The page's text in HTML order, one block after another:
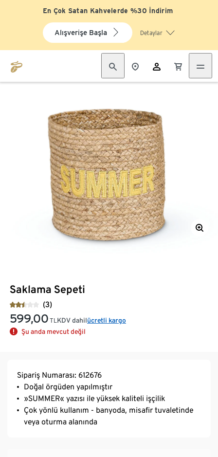
En Çok Satan Kahvelerde %30 İndirim
Alışverişe Başla Detaylar
Saklama Sepeti
(3)
599,00 TL KDV dahilücretli kargo
Şu anda mevcut değil
Sipariş Numarası: 612676
Doğal örgüden yapılmıştır
»SUMMER« yazısı ile yüksek kaliteli işçilik
Çok yönlü kullanım - banyoda, misafir tuvaletinde
veya oturma alanında